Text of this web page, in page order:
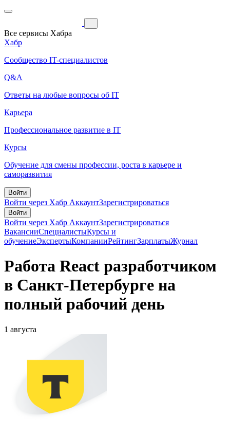
Все сервисы Хабра
Хабр
Сообщество IT-специалистов
Q&A
Ответы на любые вопросы об IT
Карьера
Профессиональное развитие в IT
Курсы
Обучение для смены профессии, роста в карьере и
саморазвития
Войти
Войти через Хабр АккаунтЗарегистрироваться
Войти
Войти через Хабр АккаунтЗарегистрироваться
ВакансииСпециалистыКурсы и
обучениеЭкспертыКомпанииРейтингЗарплатыЖурнал
Работа React разработчиком
в Санкт-Петербурге на
полный рабочий день
1 августа